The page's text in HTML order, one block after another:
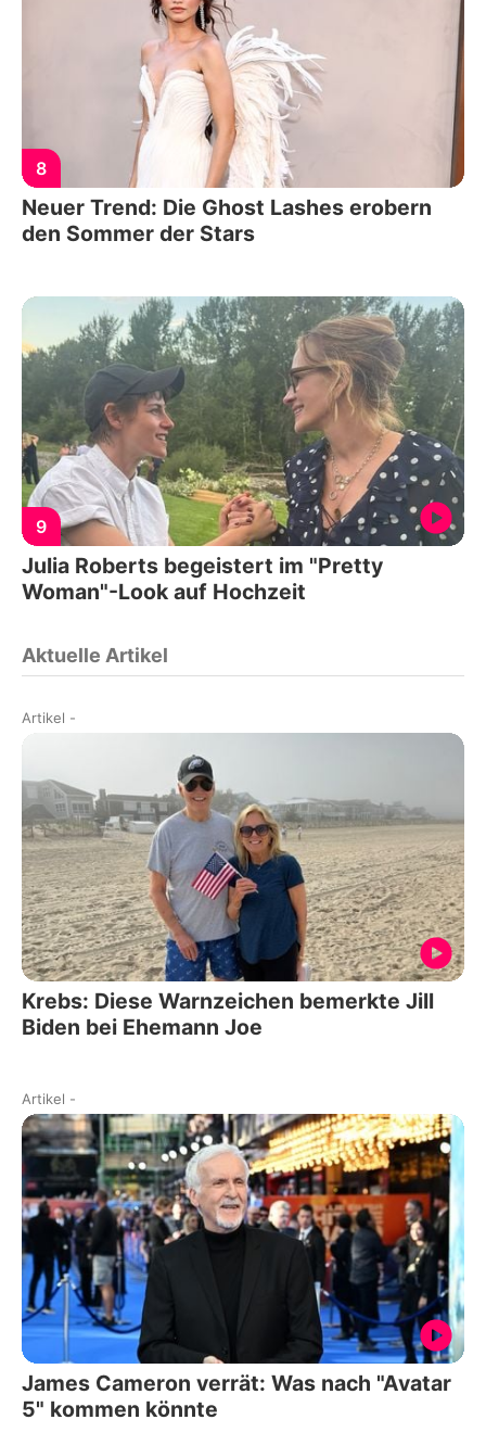
8
Neuer Trend: Die Ghost Lashes erobern
den Sommer der Stars
9
Julia Roberts begeistert im "Pretty
Woman"-Look auf Hochzeit
Aktuelle Artikel
Artikel -
Krebs: Diese Warnzeichen bemerkte Jill
Biden bei Ehemann Joe
Artikel -
James Cameron verrät: Was nach "Avatar
5" kommen könnte